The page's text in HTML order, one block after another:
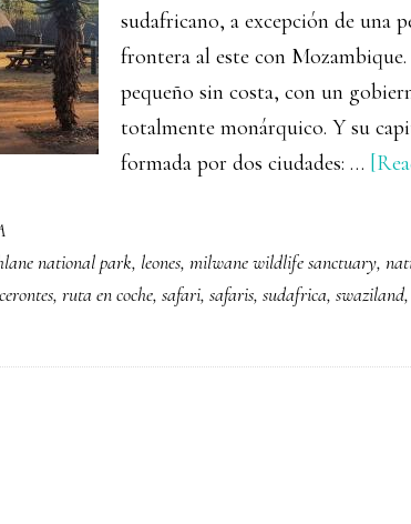
sudafricano, a excepción de una
frontera al este con
pequeño sin costa, con un
totalmente monárquico. Y su
formada por dos ciudades: …
national park, leones, milwane wildlife sanctuary,
, ruta en coche, safari, safaris, sudafrica, swaziland,